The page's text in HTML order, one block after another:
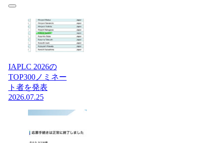
IAPLC 2026の
TOP300ノミネー
ト者を発表
2026.07.25